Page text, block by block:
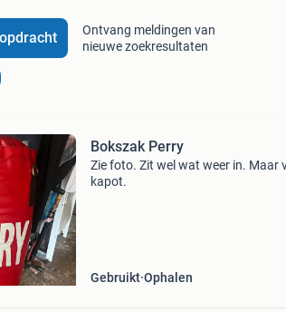
Ontvang meldingen van
nieuwe zoekresultaten
Bokszak Perry
Zie foto. Zit wel wat weer in. Maar
kapot.
Gebruikt Ophalen